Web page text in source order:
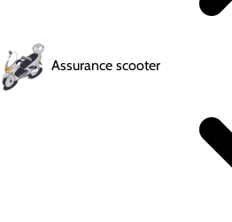
Assurance scooter